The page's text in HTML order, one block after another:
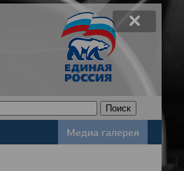
Медиа галерея